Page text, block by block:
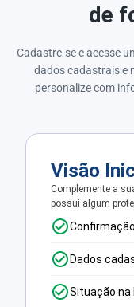
de
Cadastre-se e acesse
dados cadastrais e
personalize com
Visão
Complemente a
possui algum
Dados
Situação na